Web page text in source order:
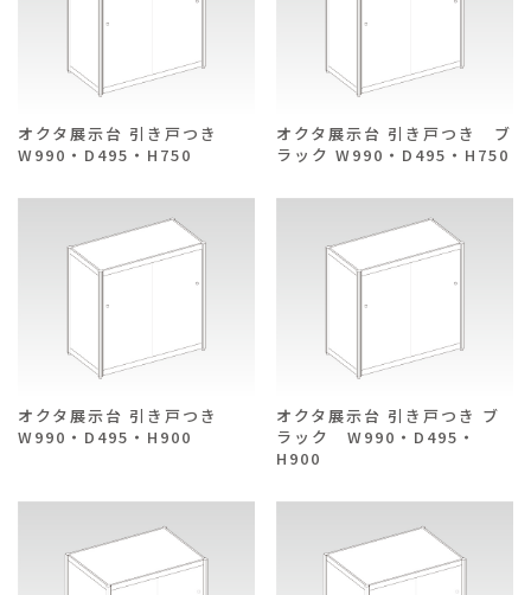
オクタ展示台 引き戸つき
W990・D495・H750
オクタ展示台 引き戸つき ブ
ラック W990・D495・H750
オクタ展示台 引き戸つき
W990・D495・H900
オクタ展示台 引き戸つき ブ
ラック W990・D495・
H900